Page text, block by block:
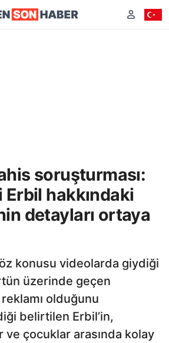
soruşturması:
hakkındaki
detayları ortaya
konusu videolarda giydiği
üzerinde geçen
olduğunu
belirtilen Erbil’in,
çocuklar arasında kolay